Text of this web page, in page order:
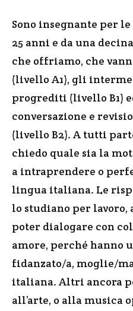
Sono insegnante per
25 anni e da una
che offriamo, che
(livello A1), gli
progrediti (livello B1)
conversazione e
(livello B2). A tutti
chiedo quale sia la
a intraprendere o
lingua italiana. Le
lo studiano per lavoro,
poter dialogare con
amore, perché hanno
fidanzato/a, moglie/
italiana. Altri ancora
all’arte, o alla musica